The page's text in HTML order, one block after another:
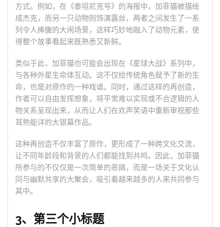
方式。例如，在《泰坦尼克号》的海报中，加菲猫被描绘
成杰克，而另一只动物则饰演露丝，两者之间发生了一系
列令人捧腹的大闹场景，这样巧妙地融入了动物元素，使
得整个故事看起来既熟悉又新鲜。
类似于此，加菲猫也可能会出现在《星球大战》系列中，
与各种外星生命体互动。这不仅给传统角色赋予了新的生
命，也是对原作的一种戏谑。同时，通过这样的再创造，
作者可以自由发挥想象，将平常难以实现或不合逻辑的人
物关系呈现出来，从而让人们在欢声笑语中重新审视那些
耳熟能详的大银幕作品。
这种再创造不仅丰富了原作，更形成了一种跨文化交流，
让不同年龄段和背景的人们都能找到共鸣。因此，加菲猫
所参与的不仅仅是一次简单的恶搞，而是一场关于文化认
同与幽默共享的大聚会，吸引着越来越多的人来共同参与
其中。
3、第三个小标题